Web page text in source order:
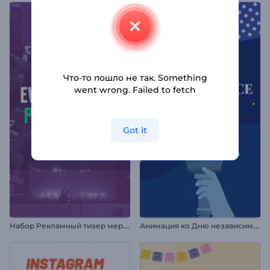
Н
абор Рекламный тизер мероприятия А
нимация ко Дню независимости США
Что-то пошло не так. Something
went wrong. Failed to fetch
Got it